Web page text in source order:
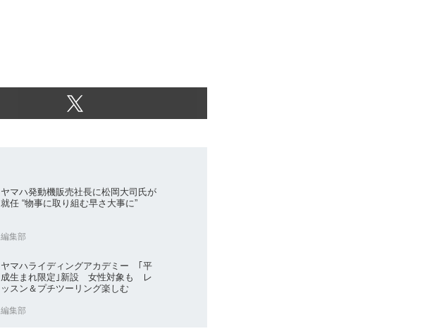
ヤマハ発動機販売社長に松岡大司氏が
就任 “物事に取り組む早さ大事に”
編集部
ヤマハライディングアカデミー ｢平
成生まれ限定｣新設 女性対象も レ
ッスン＆プチツーリング楽しむ
編集部